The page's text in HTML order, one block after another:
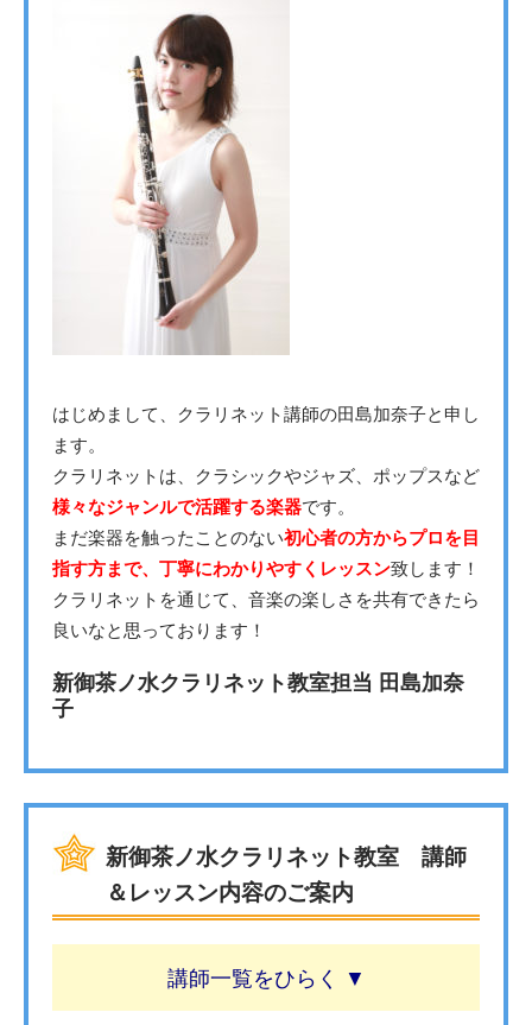
はじめまして、クラリネット講師の田島加奈子と申し
ます。
クラリネットは、クラシックやジャズ、ポップスなど
様々なジャンルで活躍する楽器です。
まだ楽器を触ったことのない初心者の方からプロを目
指す方まで、丁寧にわかりやすくレッスン致します！
クラリネットを通じて、音楽の楽しさを共有できたら
良いなと思っております！
新御茶ノ水クラリネット教室担当 田島加奈
子
新御茶ノ水クラリネット教室 講師
＆レッスン内容のご案内
講師一覧